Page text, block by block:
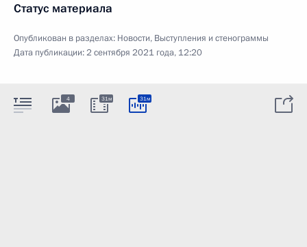
Статус материала
Опубликован в разделах: Новости, Выступления и стенограммы
Дата публикации:2 сентября 2021 года, 12:20
4 31м 31м